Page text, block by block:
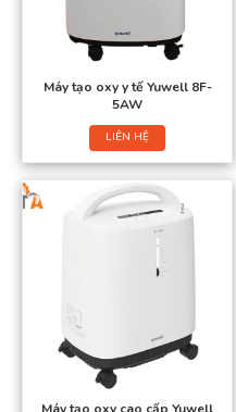
Máy tạo oxy y tế Yuwell 8F-
5AW
LIÊN HỆ